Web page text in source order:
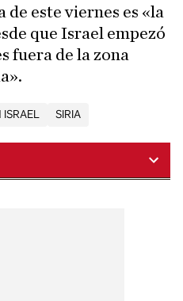
de este viernes es «la
que Israel empezó
fuera de la zona
ISRAEL SIRIA